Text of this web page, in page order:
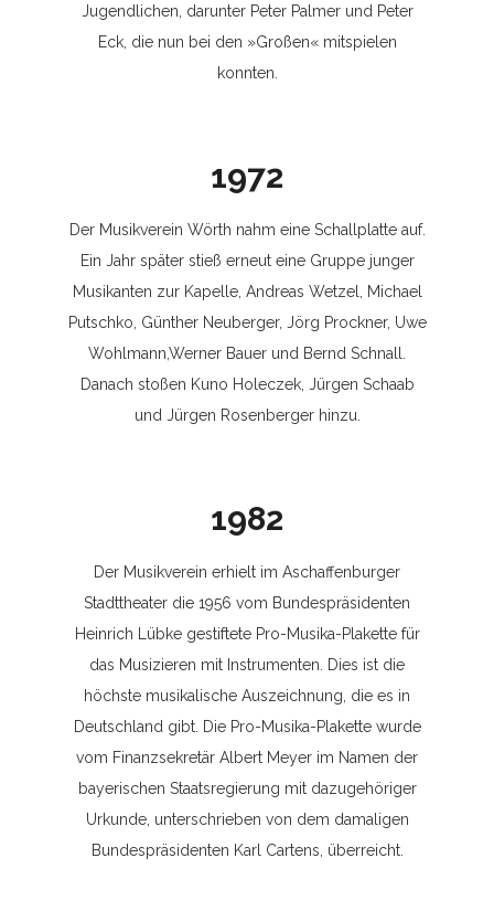
Jugendlichen, darunter Peter Palmer und Peter
Eck, die nun bei den »Großen« mitspielen
konnten.
1972
Der Musikverein Wörth nahm eine Schallplatte auf.
Ein Jahr später stieß erneut eine Gruppe junger
Musikanten zur Kapelle, Andreas Wetzel, Michael
Putschko, Günther Neuberger, Jörg Prockner, Uwe
Wohlmann,Werner Bauer und Bernd Schnall.
Danach stoßen Kuno Holeczek, Jürgen Schaab
und Jürgen Rosenberger hinzu.
1982
Der Musikverein erhielt im Aschaffenburger
Stadttheater die 1956 vom Bundespräsidenten
Heinrich Lübke gestiftete Pro-Musika-Plakette für
das Musizieren mit Instrumenten. Dies ist die
höchste musikalische Auszeichnung, die es in
Deutschland gibt. Die Pro-Musika-Plakette wurde
vom Finanzsekretär Albert Meyer im Namen der
bayerischen Staatsregierung mit dazugehöriger
Urkunde, unterschrieben von dem damaligen
Bundespräsidenten Karl Cartens, überreicht.